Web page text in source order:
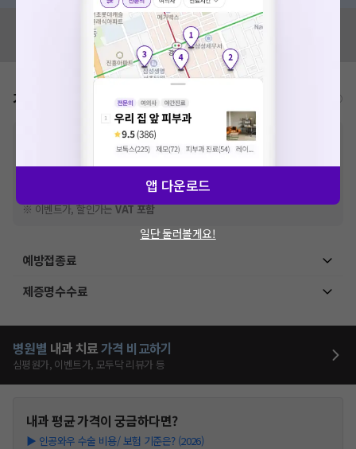
혹시 잘못된 병원정보가 있나요?
모두닥 팀에 알려주세요!
가격표
비급여 항목의 경우,추가비용 등으로 실제 가격과 상이할 수 있으니, 정확
한 가격은 해당 의료기관에 직접 문의해주세요.
※급여 항목의 경우,건강보험심사평가원에 고지되어 있는 급여 진료 기준 가
격입니다. (진료와 연관된 복합적인 비용이 추가되어, 병원마다 금액이 다르게
산정될 수 있는 점 참고 바랍니다.)
※ 이벤트가, 할인가는VAT 포함
예방접종료
제증명수수료
병원별 내과 치료가격 비교하기
심평원가, 이벤트가, 모두닥 리뷰가 등
내과평균 가격이 궁금하다면?
▶ 인공와우 수술 비용/ 보험 기준은? (2026)
앱 다운로드
일단 둘러볼게요!